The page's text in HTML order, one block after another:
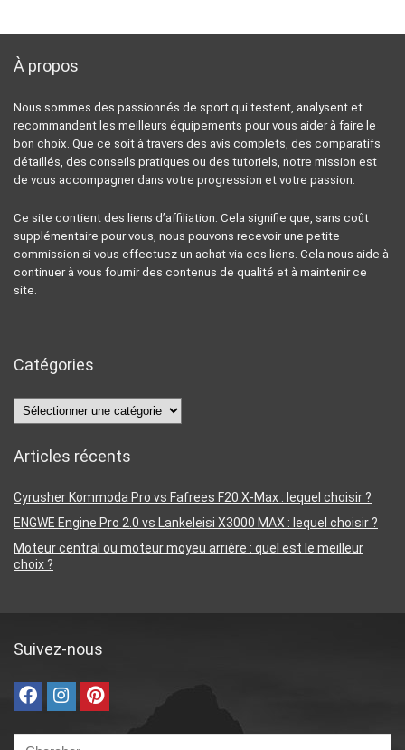
À propos
Nous sommes des passionnés de sport qui testent, analysent et
recommandent les meilleurs équipements pour vous aider à faire le
bon choix. Que ce soit à travers des avis complets, des comparatifs
détaillés, des conseils pratiques ou des tutoriels, notre mission est
de vous accompagner dans votre progression et votre passion.
Ce site contient des liens d’affiliation. Cela signifie que, sans coût
supplémentaire pour vous, nous pouvons recevoir une petite
commission si vous effectuez un achat via ces liens. Cela nous aide à
continuer à vous fournir des contenus de qualité et à maintenir ce
site.
Catégories
Catégories
Articles récents
Cyrusher Kommoda Pro vs Fafrees F20 X-Max : lequel choisir ?
ENGWE Engine Pro 2.0 vs Lankeleisi X3000 MAX : lequel choisir ?
Moteur central ou moteur moyeu arrière : quel est le meilleur
choix ?
Suivez-nous